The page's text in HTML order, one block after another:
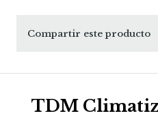
Compartir este producto
TDM